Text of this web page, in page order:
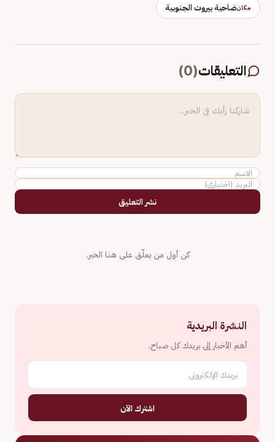
مكانضاحية بيروت الجنوبية
التعليقات(
0
)
نشر التعليق
كن أول من يعلّق على هذا الخبر.
النشرة البريدية
أهم الأخبار إلى بريدك كل صباح.
اشترك الآن